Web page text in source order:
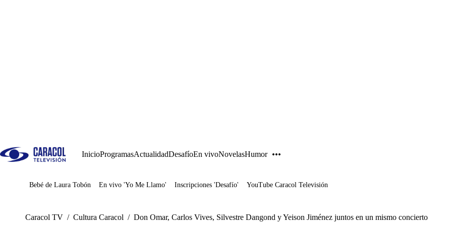
InicioProgramasActualidadDesafíoEn vivoNovelasHumor
Juegos
Bebé de Laura Tobón En vivo 'Yo Me Llamo' Inscripciones 'Desafío' YouTube Caracol Televisión
Caracol TV / Cultura Caracol / Don Omar, Carlos Vives, Silvestre Dangond y Yeison Jiménez juntos en un mismo concierto